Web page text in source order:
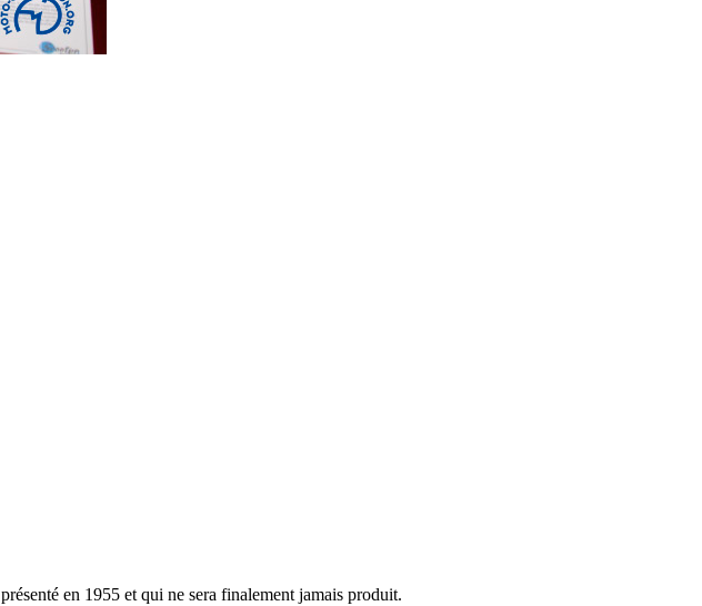
présenté en 1955 et qui ne sera finalement jamais produit.